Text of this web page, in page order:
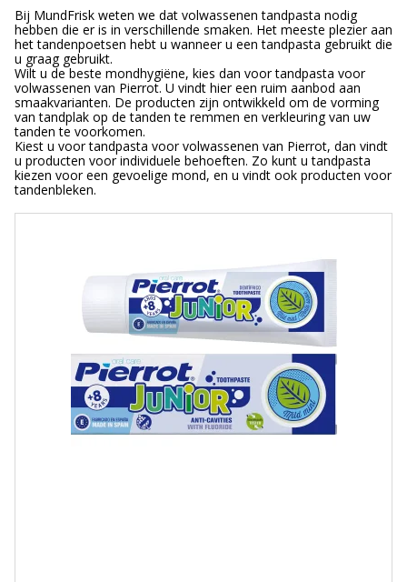
Bij MundFrisk weten we dat volwassenen tandpasta nodig
hebben die er is in verschillende smaken. Het meeste plezier aan
het tandenpoetsen hebt u wanneer u een tandpasta gebruikt die
u graag gebruikt.
Wilt u de beste mondhygiëne, kies dan voor tandpasta voor
volwassenen van Pierrot. U vindt hier een ruim aanbod aan
smaakvarianten. De producten zijn ontwikkeld om de vorming
van tandplak op de tanden te remmen en verkleuring van uw
tanden te voorkomen.
Kiest u voor tandpasta voor volwassenen van Pierrot, dan vindt
u producten voor individuele behoeften. Zo kunt u tandpasta
kiezen voor een gevoelige mond, en u vindt ook producten voor
tandenbleken.